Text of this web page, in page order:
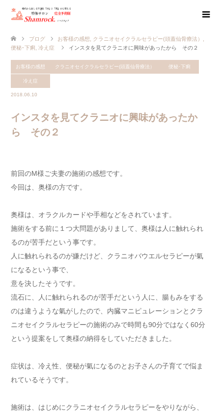
ブログ お客様の感想 クラニオセイクラルセラピー(頭蓋仙骨療法）
便秘･下痢 冷え症 インスタを見てクラニオに興味があったから その２
お客様の感想 クラニオセイクラルセラピー(頭蓋仙骨療法） 便秘･下痢
冷え症
2018.06.10
インスタを見てクラニオに興味があったか
ら その２
前回のM様ご夫妻の施術の感想です。
今回は、奥様の方です。
奥様は、オラクルカードや手相などをされています。
施術をする前に１つ大問題がありまして、奥様は人に触れられ
るのが苦手だという事です。
人に触れられるのが嫌だけど、クラニオバウエルセラピーが氣
になるという事で、
意を決したそうです。
流石に、人に触れられるのが苦手だという人に、腸もみをする
のは違うような氣がしたので、内臓マニピュレーションとクラ
ニオセイクラルセラピーの施術のみで時間も90分ではなく60分
という提案をして奥様の納得をしていただきました。
症状は、冷え性、便秘が氣になるのとお子さんの子育てで悩ま
れているそうです。
施術は、はじめにクラニオセイクラルセラピーをやりながら、